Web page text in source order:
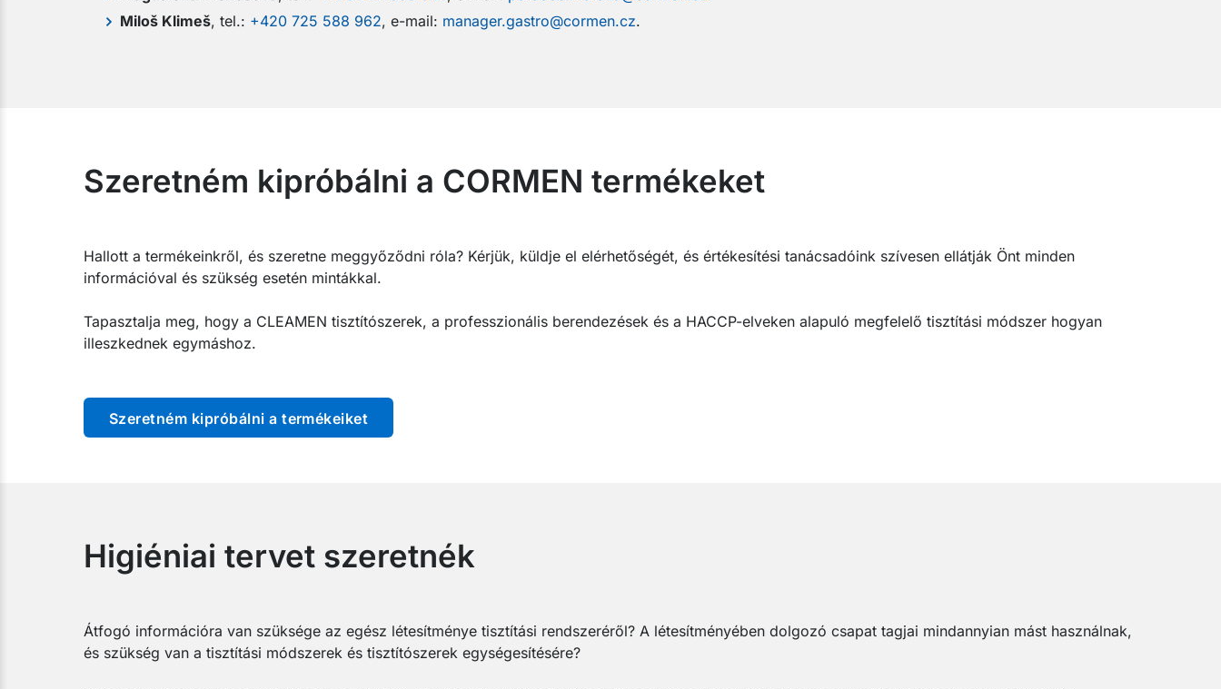
Miloš Klimeš, tel.: +420 725 588 962, e-mail: manager.gastro@cormen.cz.
Szeretném kipróbálni a CORMEN termékeket
Hallott a termékeinkről, és szeretne meggyőződni róla? Kérjük, küldje el elérhetőségét, és értékesítési tanácsadóink szívesen ellátják Önt minden
információval és szükség esetén mintákkal.
Tapasztalja meg, hogy a CLEAMEN tisztítószerek, a professzionális berendezések és a HACCP-elveken alapuló megfelelő tisztítási módszer hogyan
illeszkednek egymáshoz.
Szeretném kipróbálni a termékeiket
Higiéniai tervet szeretnék
Átfogó információra van szüksége az egész létesítménye tisztítási rendszeréről? A létesítményében dolgozó csapat tagjai mindannyian mást használnak,
és szükség van a tisztítási módszerek és tisztítószerek egységesítésére?